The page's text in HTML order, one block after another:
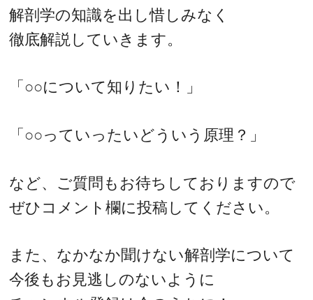
解剖学の知識を出し惜しみなく
徹底解説していきます。
「○○について知りたい！」
「○○っていったいどういう原理？」
など、ご質問もお待ちしておりますので
ぜひコメント欄に投稿してください。
また、なかなか聞けない解剖学について
今後もお見逃しのないように